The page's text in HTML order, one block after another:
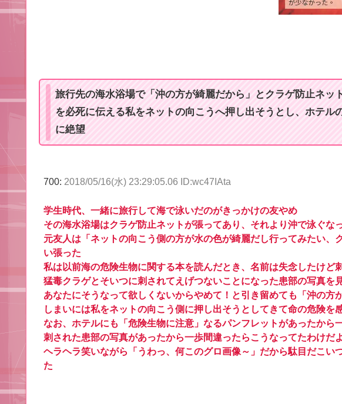
旅行先の海水浴場で「沖の方が綺麗だから」とクラゲ防止ネ
を必死に伝える私をネットの向こうへ押し出そうとし、ホテル
に絶望
700: 2018/05/16(水) 23:29:05.06 ID:wc47IAta
学生時代、一緒に旅行して海で泳いだのがきっかけの友やめ
その海水浴場はクラゲ防止ネットが張ってあり、それより沖で泳ぐな
元友人は「ネットの向こう側の方が水の色が綺麗だし行ってみたい、
い張った
私は以前海の危険生物に関する本を読んだとき、名前は失念したけど
猛毒クラゲとそいつに刺されてえげつないことになった患部の写真を
あなたにそうなって欲しくないからやめて！と引き留めても「沖の方
しまいには私をネットの向こう側に押し出そうとしてきて命の危険を
なお、ホテルにも「危険生物に注意」なるパンフレットがあったから
刺された患部の写真があったから一歩間違ったらこうなってたわけだ
ヘラヘラ笑いながら「うわっ、何このグロ画像～」だから駄目だこい
た